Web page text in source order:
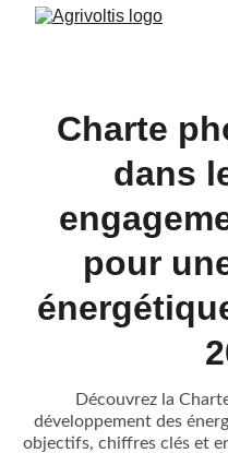
Charte
dans
pour
Découvrez la
développement des
objectifs, chiffres clés et